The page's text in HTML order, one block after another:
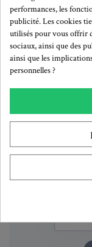
Remises
A partir de:
1
2
5
performances, les
publicité. Les cookies
utilisés pour vous offrir
sociaux, ainsi que des
ainsi que les
personnelles ?